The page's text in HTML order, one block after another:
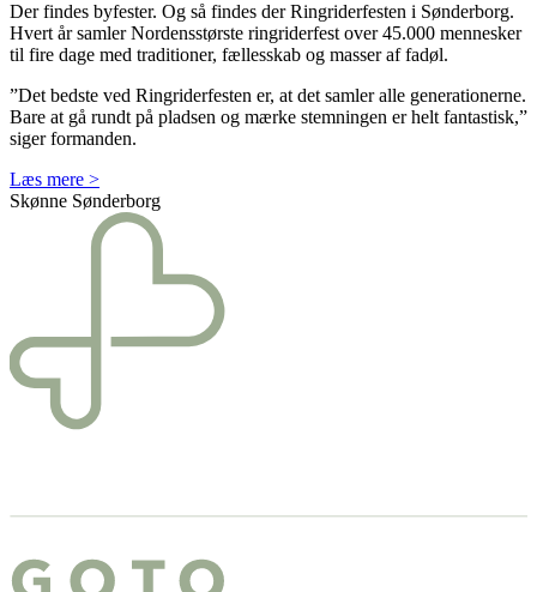
Der findes byfester. Og så findes der Ringriderfesten i Sønderborg.
Hvert år samlerNordensstørste ringriderfestover45.000 mennesker
til fire dage med traditioner, fællesskab og masser af fadøl.
”Det bedste ved Ringriderfesten er, at det samler alle generationerne.
Bare at gå rundt på pladsen og mærke stemningen er helt fantastisk,”
siger formanden.
Læs mere >
Skønne Sønderborg